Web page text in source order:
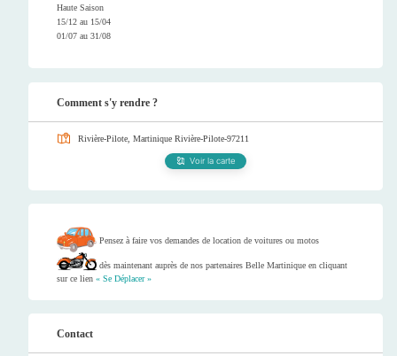
Haute Saison
15/12 au 15/04
01/07 au 31/08
Comment s'y rendre ?
Rivière-Pilote, Martinique Rivière-Pilote-97211
Voir la carte
Pensez à faire vos demandes de location de voitures ou motos
dès maintenant auprès de nos partenaires Belle Martinique en cliquant
sur ce lien « Se Déplacer »
Contact